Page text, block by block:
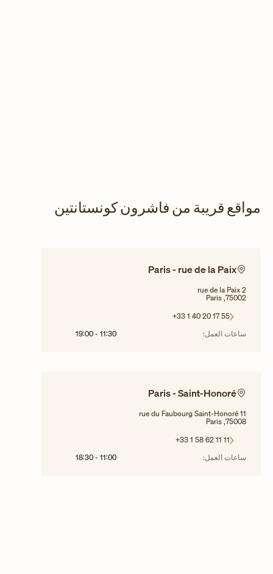
مواقع قريبة من فاشرون كونستانتين
Paris - rue de la Paix
2 rue de la Paix
75002, Paris
+33 1 40 20 17 55
ساعات العمل:
11:30
-
19:00
Paris - Saint-Honoré
11 rue du Faubourg Saint-Honoré
75008, Paris
+33 1 58 62 11 11
ساعات العمل:
11:00
-
18:30